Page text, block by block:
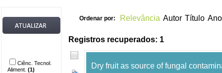
Ciênc. Tecnol.
Aliment. (1)
Ordenar por: Relevância Autor Título Ano
Registros recuperados: 1
Dry fruit as source of fungal